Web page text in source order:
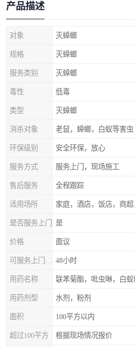
产品描述
对象 灭蟑螂
规格 灭蟑螂
服务类别 灭蟑螂
毒性 低毒
类型 灭蟑螂
消杀对象 老鼠，蟑螂，白蚁等害虫
环保级别 安全环保，放心
服务方式 服务上门，现场施工
售后服务 全程跟踪
适用场所 家庭，酒店，饭店，商
是否服务上门 是
价格 面议
48小时
用药名称 联苯菊酯，吡虫啉，白蚁
用药剂型 水剂，粉剂
面积 100平方以内
超过100平方 根据现场情况报价